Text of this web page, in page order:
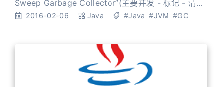
Sweep Garbage Collector”(主要并发 - 标记 - 清除
- 垃圾收集器). 其对年轻代采用并行 STW 方式的
2016-02-06 Java #Java #JVM #GC